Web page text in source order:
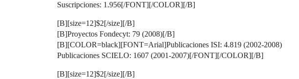
Suscripciones: 1.956[/FONT][/COLOR][/B]
[B][size=12]$2[/size][/B]
[B]Proyectos Fondecyt: 79 (2008)[/B]
[B][COLOR=black][FONT=Arial]Publicaciones ISI: 4.819 (2002-2008)
Publicaciones SCIELO: 1607 (2001-2007)[/FONT][/COLOR][/B]
[B][size=12]$2[/size][/B]